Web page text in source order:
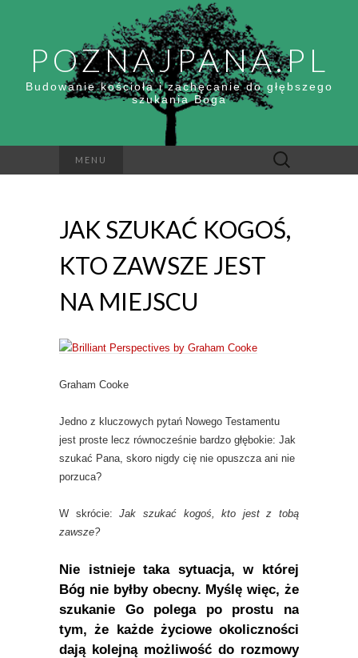
POZNAJPANA.PL
Budowanie kościoła i zachęcanie do głębszego
szukania Boga
MENU Szukaj:
JAK SZUKAĆ KOGOŚ,
KTO ZAWSZE JEST
NA MIEJSCU
Graham Cooke
Jedno z kluczowych pytań Nowego Testamentu
jest proste lecz równocześnie bardzo głębokie: Jak
szukać Pana, skoro nigdy cię nie opuszcza ani nie
porzuca?
W skrócie: Jak szukać kogoś, kto jest z tobą
zawsze?
Nie istnieje taka sytuacja, w której
Bóg nie byłby obecny. Myślę więc, że
szukanie Go polega po prostu na
tym, że każde życiowe okoliczności
dają kolejną możliwość do rozmowy